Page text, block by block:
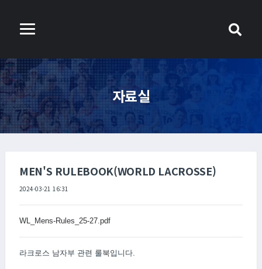
자료실
MEN'S RULEBOOK(WORLD LACROSSE)
2024-03-21 16:31
WL_Mens-Rules_25-27.pdf
라크로스 남자부 관련 룰북입니다.